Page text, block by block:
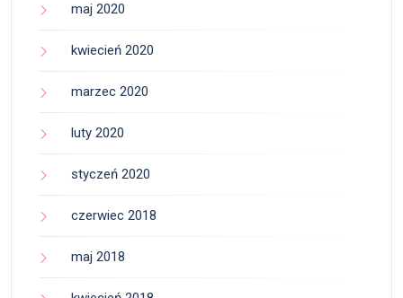
maj 2020
kwiecień 2020
marzec 2020
luty 2020
styczeń 2020
czerwiec 2018
maj 2018